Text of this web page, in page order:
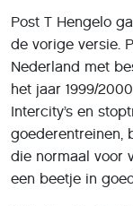
Post T Hengelo
de vorige versie.
Nederland met
het jaar 1999/
Intercity’s en
goederentreinen,
die normaal voor
een beetje in